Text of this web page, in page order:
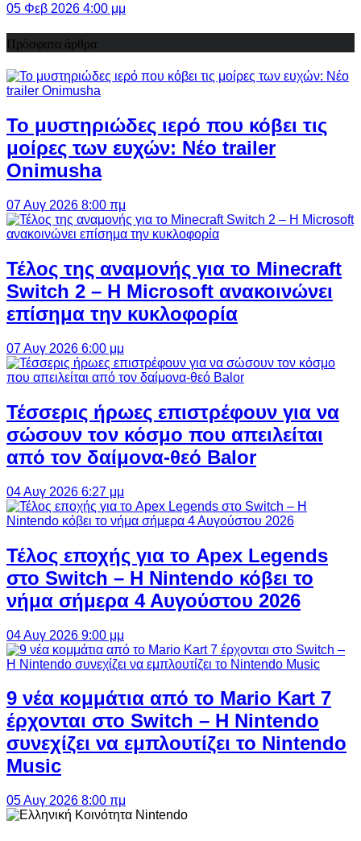
05 Φεβ 2026 4:00 μμ
Πρόσφατα άρθρα
Το μυστηριώδες ιερό που κόβει τις
μοίρες των ευχών: Νέο trailer
Onimusha
07 Αυγ 2026 8:00 πμ
Τέλος της αναμονής για το Minecraft
Switch 2 – Η Microsoft ανακοινώνει
επίσημα την κυκλοφορία
07 Αυγ 2026 6:00 μμ
Τέσσερις ήρωες επιστρέφουν για να
σώσουν τον κόσμο που απειλείται
από τον δαίμονα-θεό Balor
04 Αυγ 2026 6:27 μμ
Τέλος εποχής για το Apex Legends
στο Switch – Η Nintendo κόβει το
νήμα σήμερα 4 Αυγούστου 2026
04 Αυγ 2026 9:00 μμ
9 νέα κομμάτια από το Mario Kart 7
έρχονται στο Switch – Η Nintendo
συνεχίζει να εμπλουτίζει το Nintendo
Music
05 Αυγ 2026 8:00 πμ